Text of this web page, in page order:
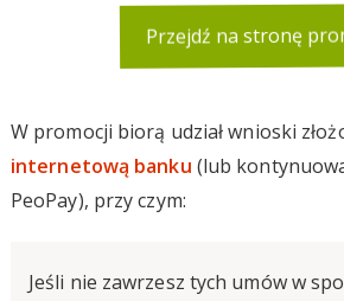
Przejdź na stronę
W promocji biorą udział wnioski
internetową banku (lub
PeoPay), przy czym:
Jeśli nie zawrzesz tych umów w